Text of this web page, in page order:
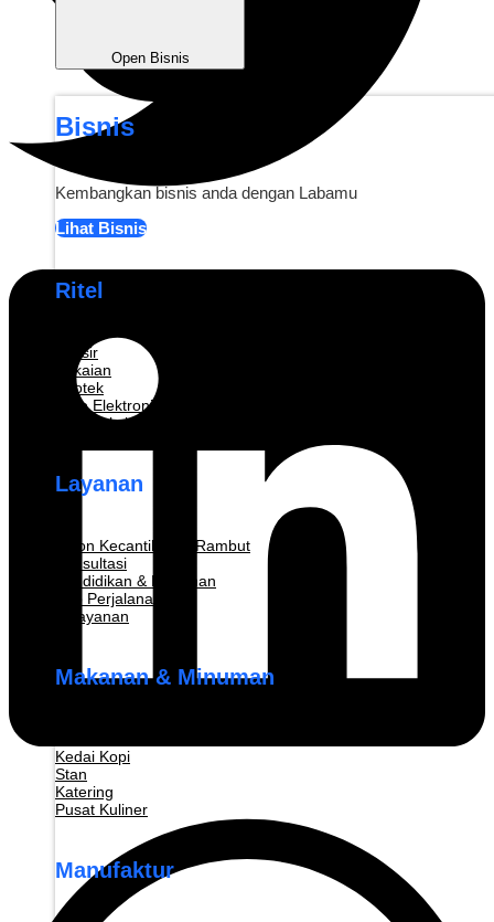
Open Bisnis
Bisnis
Kembangkan bisnis anda dengan Labamu
Lihat Bisnis
Ritel
Grosir
Pakaian
Apotek
Toko Elektronik
Konstruksi
Layanan
Salon Kecantikan & Rambut
Konsultasi
Pendidikan & Pelatihan
Biro Perjalanan
Pelayanan
Makanan & Minuman
Kedai Kopi
Stan
Katering
Pusat Kuliner
Manufaktur